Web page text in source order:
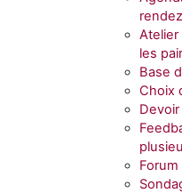
Atelier
les
Base
Choix
Devoir
Forum